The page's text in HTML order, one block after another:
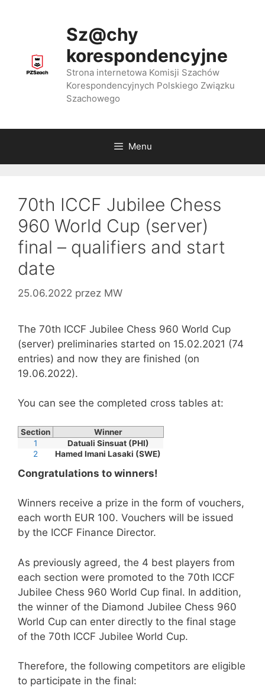
Sz@chy
korespondencyjne
Strona internetowa Komisji Szachów
Korespondencyjnych Polskiego Związku
Szachowego
Menu
70th ICCF Jubilee Chess
960 World Cup (server)
final – qualifiers and start
date
25.06.2022 przez MW
The 70th ICCF Jubilee Chess 960 World Cup
(server) preliminaries started on 15.02.2021 (74
entries) and now they are finished (on
19.06.2022).
You can see the completed cross tables at:
Section
Winner
1
Datuali Sinsuat (PHI)
2
Hamed Imani Lasaki (SWE)
Congratulations to winners!
Winners receive a prize in the form of vouchers,
each worth EUR 100. Vouchers will be issued
by the ICCF Finance Director.
As previously agreed, the 4 best players from
each section were promoted to the 70th ICCF
Jubilee Chess 960 World Cup final. In addition,
the winner of the Diamond Jubilee Chess 960
World Cup can enter directly to the final stage
of the 70th ICCF Jubilee World Cup.
Therefore, the following competitors are eligible
to participate in the final: